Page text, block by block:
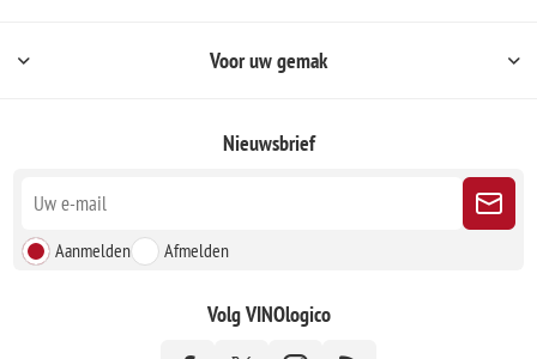
Voor uw gemak
Nieuwsbrief
Aanmelden Afmelden
Volg VINOlogico